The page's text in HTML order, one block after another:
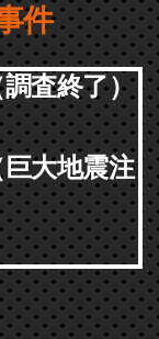
件
査終了）
大地震注